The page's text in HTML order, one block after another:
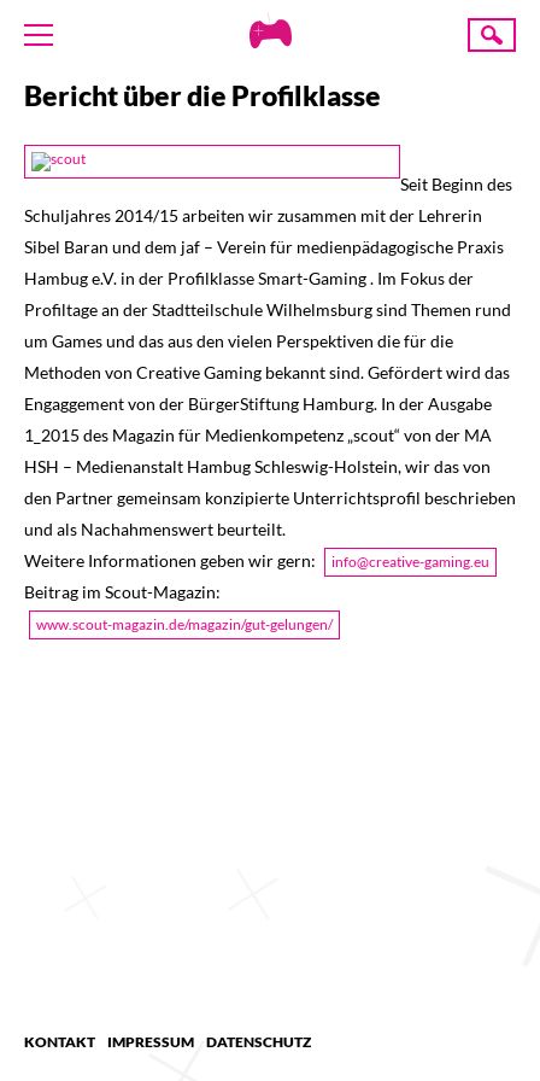
Creative
ÜBER UNS
AKTUELLES
TERMINE
ANGEBOTE
PROJEKTE
SPENDE
Suche
Bericht über die Profilklasse
Seit Beginn des
Schuljahres 2014/15 arbeiten wir zusammen mit der Lehrerin
Sibel Baran und dem jaf – Verein für medienpädagogische Praxis
Hambug e.V. in der Profilklasse Smart-Gaming . Im Fokus der
Profiltage an der Stadtteilschule Wilhelmsburg sind Themen rund
um Games und das aus den vielen Perspektiven die für die
Methoden von Creative Gaming bekannt sind. Gefördert wird das
Engaggement von der BürgerStiftung Hamburg. In der Ausgabe
1_2015 des Magazin für Medienkompetenz „scout“ von der MA
HSH – Medienanstalt Hambug Schleswig-Holstein, wir das von
den Partner gemeinsam konzipierte Unterrichtsprofil beschrieben
und als Nachahmenswert beurteilt.
Weitere Informationen geben wir gern:
info@creative-gaming.eu
Beitrag im Scout-Magazin:
www.scout-magazin.de/magazin/gut-gelungen/
KONTAKT IMPRESSUM DATENSCHUTZ